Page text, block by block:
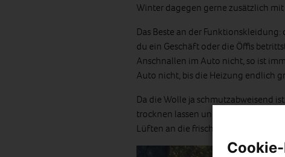
Winter dagegen gerne zusätzlich
Das Beste an der
du ein Geschäft oder die Öffis
Anschnallen im Auto nicht, so ist
Auto nicht, bis die Heizung endlich
Da die Wolle ja schmutzabweisend
trocknen lassen und den Schmutz
Lüften an die frische Luft hängen.